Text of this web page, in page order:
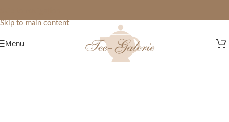
Skip to main content
Menu